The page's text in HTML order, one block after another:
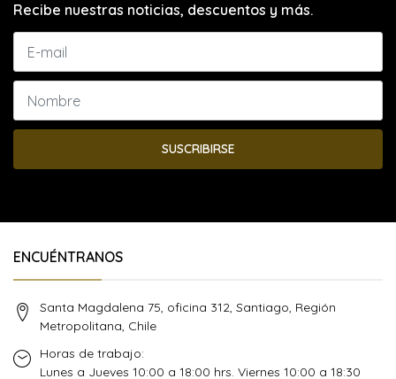
Recibe nuestras noticias, descuentos y más.
SUSCRIBIRSE
ENCUÉNTRANOS
Santa Magdalena 75, oficina 312, Santiago, Región
Metropolitana, Chile
Horas de trabajo:
Lunes a Jueves 10:00 a 18:00 hrs. Viernes 10:00 a 18:30